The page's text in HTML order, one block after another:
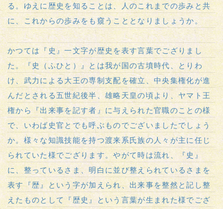
る。ゆえに歴史を知ることは、人のこれまでの歩みと共
に、これからの歩みをも窺うこととなりましょうか。
かつては『史』一文字が歴史を表す言葉でござりまし
た。『史（ふひと）』とは我が国の古墳時代、とりわ
け、武力による大王の専制支配を確立、中央集権化が進
んだとされる五世紀後半、雄略天皇の頃より、ヤマト王
権から『出来事を記す者』に与えられた官職のことの様
で、いわば史官とでも呼ぶものでございましたでしょう
か。様々な知識技能を持つ渡来系氏族の人々が主に任じ
られていた様でござります。やがて時は流れ、『史』
に、整っているさま、明白に並び整えられているさまを
表す『歴』という字が加えられ、出来事を整然と記し整
えたものとして『歴史』という言葉が生まれた様でござ